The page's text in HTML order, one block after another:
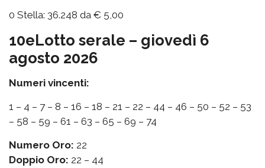
0 Stella: 36.248 da € 5,00
10eLotto serale – giovedì 6
agosto 2026
Numeri vincenti:
1 – 4 – 7 – 8 – 16 – 18 – 21 – 22 – 44 – 46 – 50 – 52 – 53
– 58 – 59 – 61 – 63 – 65 – 69 – 74
Numero Oro: 22
Doppio Oro: 22 – 44